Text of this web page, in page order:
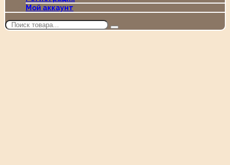
Мой аккаунт